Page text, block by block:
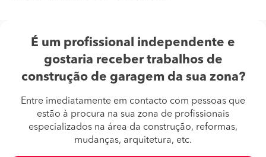
É um profissional independente e
gostaria receber trabalhos de
construção de garagem da sua zona?
Entre imediatamente em contacto com pessoas que
estão à procura na sua zona de profissionais
especializados na área da construção, reformas,
mudanças, arquitetura, etc.